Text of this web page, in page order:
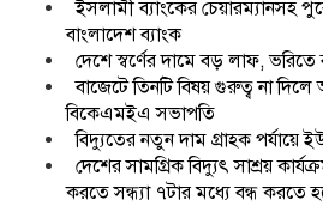
ইসলামী ব্যাংকের চেয়ারম্যানসহ
বাংলাদেশ ব্যাংক
দেশে স্বর্ণের দামে বড় লাফ,
বাজেটে তিনটি বিষয় গুরুত্ব না দিলে
বিকেএমইএ সভাপতি
বিদ্যুতের নতুন দাম গ্রাহক পর্যায়ে
দেশের সামগ্রিক বিদ্যুৎ সাশ্রয়
করতে সন্ধ্যা ৭টার মধ্যে বন্ধ করতে